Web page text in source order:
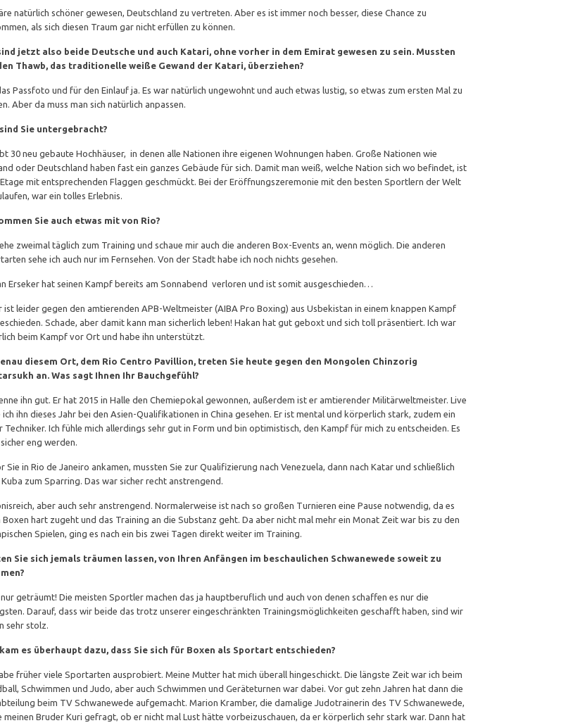
natürlich schöner gewesen, Deutschland zu vertreten. Aber es ist immer noch besser, diese Chance zu
als sich diesen Traum gar nicht erfüllen zu können.
jetzt also beide Deutsche und auch Katari, ohne vorher in dem Emirat gewesen zu sein. Mussten
Thawb, das traditionelle weiße Gewand der Katari, überziehen?
Passfoto und für den Einlauf ja. Es war natürlich ungewohnt und auch etwas lustig, so etwas zum ersten Mal zu
Aber da muss man sich natürlich anpassen.
Sie untergebracht?
30 neu gebaute Hochhäuser, in denen alle Nationen ihre eigenen Wohnungen haben. Große Nationen wie
oder Deutschland haben fast ein ganzes Gebäude für sich. Damit man weiß, welche Nation sich wo befindet, ist
mit entsprechenden Flaggen geschmückt. Bei der Eröffnungszeremonie mit den besten Sportlern der Welt
war ein tolles Erlebnis.
Sie auch etwas mit von Rio?
zweimal täglich zum Training und schaue mir auch die anderen Box-Events an, wenn möglich. Die anderen
sehe ich auch nur im Fernsehen. Von der Stadt habe ich noch nichts gesehen.
Erseker hat seinen Kampf bereits am Sonnabend verloren und ist somit ausgeschieden…
ist leider gegen den amtierenden APB-Weltmeister (AIBA Pro Boxing) aus Usbekistan in einem knappen Kampf
Schade, aber damit kann man sicherlich leben! Hakan hat gut geboxt und sich toll präsentiert. Ich war
beim Kampf vor Ort und habe ihn unterstützt.
diesem Ort, dem Rio Centro Pavillion, treten Sie heute gegen den Mongolen Chinzorig
an. Was sagt Ihnen Ihr Bauchgefühl?
ihn gut. Er hat 2015 in Halle den Chemiepokal gewonnen, außerdem ist er amtierender Militärweltmeister. Live
ich ihn dieses Jahr bei den Asien-Qualifikationen in China gesehen. Er ist mental und körperlich stark, zudem ein
Techniker. Ich fühle mich allerdings sehr gut in Form und bin optimistisch, den Kampf für mich zu entscheiden. Es
eng werden.
Sie in Rio de Janeiro ankamen, mussten Sie zur Qualifizierung nach Venezuela, dann nach Katar und schließlich
Kuba zum Sparring. Das war sicher recht anstrengend.
aber auch sehr anstrengend. Normalerweise ist nach so großen Turnieren eine Pause notwendig, da es
Boxen hart zugeht und das Training an die Substanz geht. Da aber nicht mal mehr ein Monat Zeit war bis zu den
Spielen, ging es nach ein bis zwei Tagen direkt weiter im Training.
Sie sich jemals träumen lassen, von Ihren Anfängen im beschaulichen Schwanewede soweit zu
nur geträumt! Die meisten Sportler machen das ja hauptberuflich und auch von denen schaffen es nur die
Darauf, dass wir beide das trotz unserer eingeschränkten Trainingsmöglichkeiten geschafft haben, sind wir
sehr stolz.
es überhaupt dazu, dass Sie sich für Boxen als Sportart entschieden?
früher viele Sportarten ausprobiert. Meine Mutter hat mich überall hingeschickt. Die längste Zeit war ich beim
Schwimmen und Judo, aber auch Schwimmen und Geräteturnen war dabei. Vor gut zehn Jahren hat dann die
beim TV Schwanewede aufgemacht. Marion Kramber, die damalige Judotrainerin des TV Schwanewede,
meinen Bruder Kuri gefragt, ob er nicht mal Lust hätte vorbeizuschauen, da er körperlich sehr stark war. Dann hat